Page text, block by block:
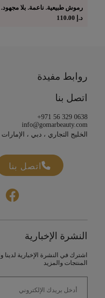
رموش طبيعية. ناعمة. بلا
د.إ
روابط مفيدة
اتصل بنا
+971 56 329 0638
info@gomarbeauty.com
الخليج التجاري ، دبي ، الإمارات
اتصل بنا
النشرة الإخبارية
اشترك في النشرة الإخبارية
المنتجات والمزيد